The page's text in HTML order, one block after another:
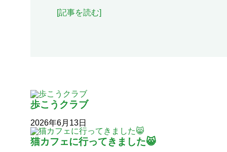
[記事を読む]
歩こうクラブ
2026年6月13日
猫カフェに行ってきました😸